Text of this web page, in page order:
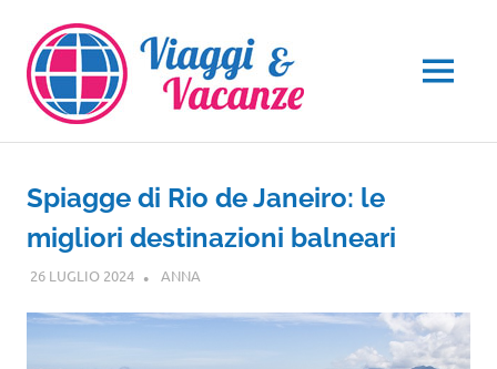
contenuto
MENU
Spiagge di Rio de Janeiro: le
migliori destinazioni balneari
26 LUGLIO 2024 ANNA